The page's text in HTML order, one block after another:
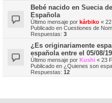
Bebé nacido en Suecia
Española
Último mensaje por kárbiko «
Publicado en Cuestiones de
Respuestas: 3
¿Es originariamente
española entre el 05/08/
Último mensaje por Kushi « 23
Publicado en ¿Quienes son
Respuestas: 12